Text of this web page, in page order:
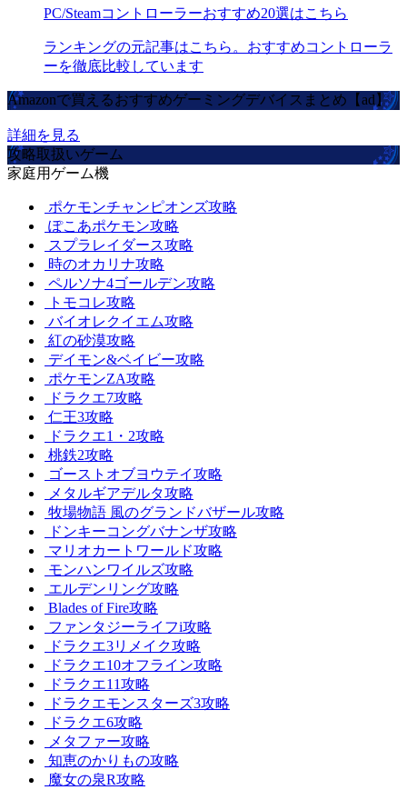
PC/Steamコントローラーおすすめ20選はこちら
ランキングの元記事はこちら。おすすめコントローラ
ーを徹底比較しています
Amazonで買えるおすすめゲーミングデバイスまとめ【ad】
詳細を見る
攻略取扱いゲーム
家庭用ゲーム機
ポケモンチャンピオンズ攻略
ぽこあポケモン攻略
スプラレイダース攻略
時のオカリナ攻略
ペルソナ4ゴールデン攻略
トモコレ攻略
バイオレクイエム攻略
紅の砂漠攻略
デイモン&ベイビー攻略
ポケモンZA攻略
ドラクエ7攻略
仁王3攻略
ドラクエ1・2攻略
桃鉄2攻略
ゴーストオブヨウテイ攻略
メタルギアデルタ攻略
牧場物語 風のグランドバザール攻略
ドンキーコングバナンザ攻略
マリオカートワールド攻略
モンハンワイルズ攻略
エルデンリング攻略
Blades of Fire攻略
ファンタジーライフi攻略
ドラクエ3リメイク攻略
ドラクエ10オフライン攻略
ドラクエ11攻略
ドラクエモンスターズ3攻略
ドラクエ6攻略
メタファー攻略
知恵のかりもの攻略
魔女の泉R攻略